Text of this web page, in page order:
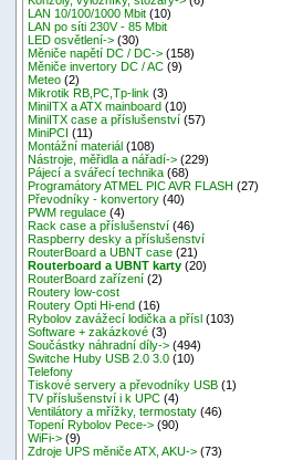
LAN 10/100/1000 Mbit (10)
LAN po síti 230V - 85 Mbit
LED osvětlení-> (30)
Měniče napětí DC / DC-> (158)
Měniče invertory DC / AC (9)
Meteo (2)
Mikrotik RB,PC,Tp-link (3)
MiniITX a ATX mainboard (10)
MiniITX case a příslušenství (57)
MiniPCI (11)
Montážní materiál (108)
Nástroje, měřidla a nářadí-> (229)
Pájecí a svářecí technika (68)
Programátory ATMEL PIC AVR FLASH (27)
Převodníky - konvertory (40)
PWM regulace (4)
Rack case a příslušenství (46)
Raspberry desky a příslušenství
RouterBoard a UBNT case (21)
Routerboard a UBNT karty (20)
RouterBoard zařízení (2)
Routery low-cost
Routery Opti Hi-end (16)
Rybolov zavážecí lodička a přísl (103)
Software + zakázkové (3)
Součástky náhradní díly-> (494)
Switche Huby USB 2.0 3.0 (10)
Telefony
Tiskové servery a převodníky USB (1)
TV příslušenství i k UPC (4)
Ventilátory a mřížky, termostaty (46)
Topení Rybolov Pece-> (90)
WiFi-> (9)
Zdroje UPS měniče ATX, AKU-> (73)